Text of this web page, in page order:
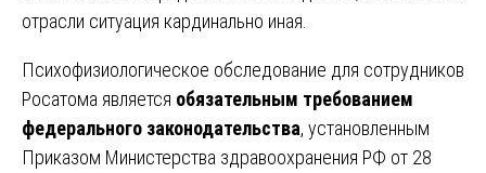
отрасли ситуация кардинально иная.
Психофизиологическое обследование для сотрудников
Росатома является обязательным требованием
федерального законодательства, установленным
Приказом Министерства здравоохранения РФ от 28